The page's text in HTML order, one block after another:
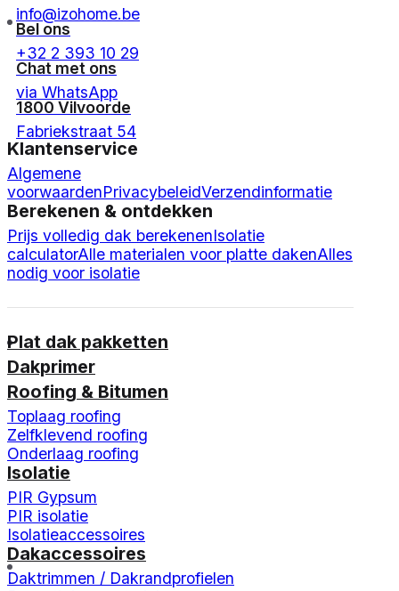
info@izohome.be
Bel ons
+32 2 393 10 29
Chat met ons
via WhatsApp
1800 Vilvoorde
Fabriekstraat 54
Klantenservice
Algemene
voorwaardenPrivacybeleidVerzendinformatie
Berekenen & ontdekken
Prijs volledig dak berekenenIsolatie
calculatorAlle materialen voor platte dakenAlles
nodig voor isolatie
Plat dak pakketten
Dakprimer
Roofing & Bitumen
Toplaag roofing
Zelfklevend roofing
Onderlaag roofing
Isolatie
PIR Gypsum
PIR isolatie
Isolatieaccessoires
Dakaccessoires
Daktrimmen / Dakrandprofielen